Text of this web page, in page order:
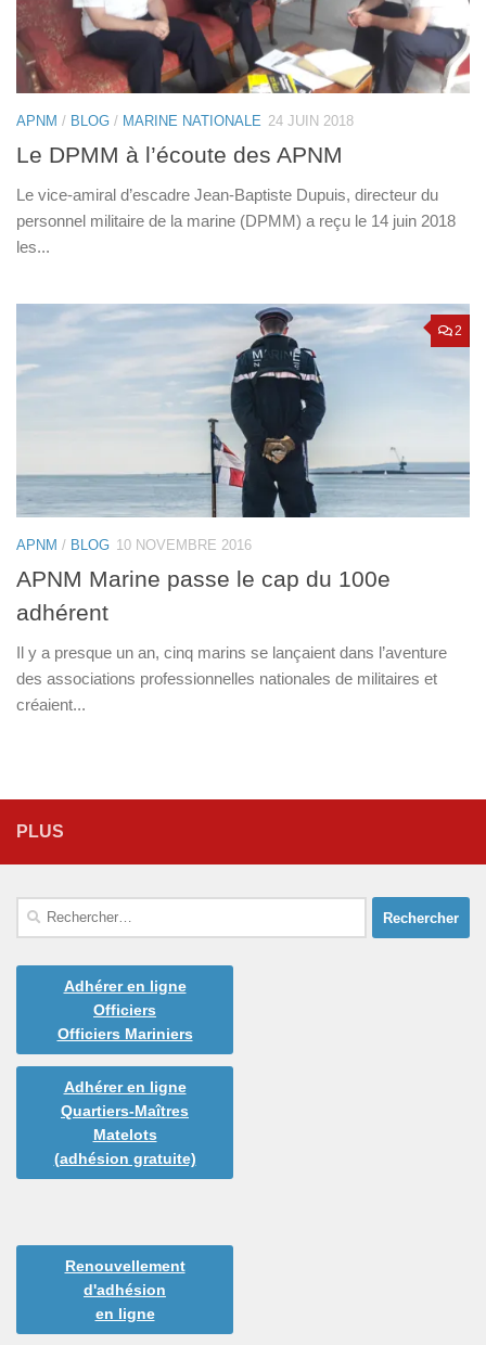
APNM / BLOG / MARINE NATIONALE 24 JUIN 2018
Le DPMM à l’écoute des APNM
Le vice-amiral d’escadre Jean-Baptiste Dupuis, directeur du
personnel militaire de la marine (DPMM) a reçu le 14 juin 2018
les...
2
APNM / BLOG 10 NOVEMBRE 2016
APNM Marine passe le cap du 100e
adhérent
Il y a presque un an, cinq marins se lançaient dans l’aventure
des associations professionnelles nationales de militaires et
créaient...
PLUS
Rechercher :
Adhérer en ligne
Officiers
Officiers Mariniers
Adhérer en ligne
Quartiers-Maîtres
Matelots
(adhésion gratuite)
Renouvellement
d'adhésion
en ligne